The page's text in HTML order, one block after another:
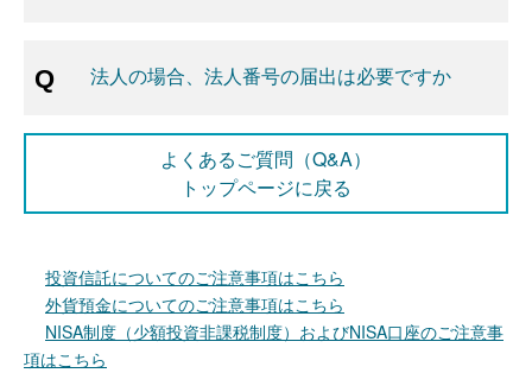
法人の場合、法人番号の届出は必要ですか
よくあるご質問（Q&A）
トップページに戻る
投資信託についてのご注意事項はこちら
外貨預金についてのご注意事項はこちら
NISA制度（少額投資非課税制度）およびNISA口座のご注意事
項はこちら